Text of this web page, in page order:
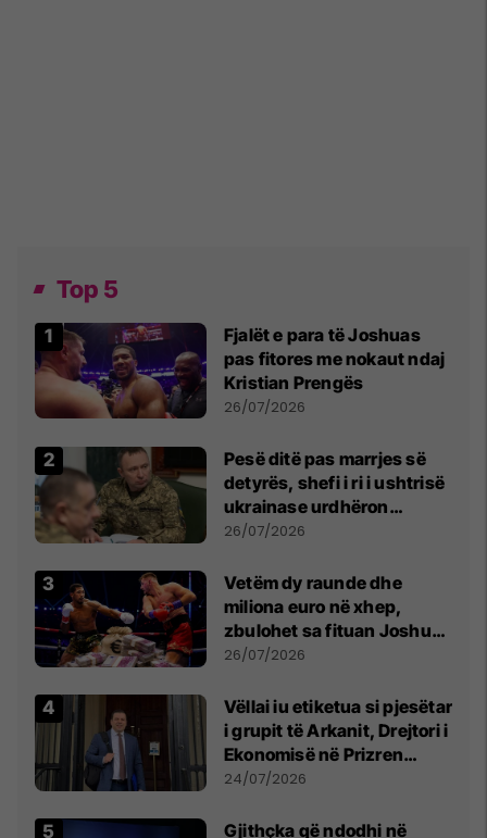
Top 5
Fjalët e para të Joshuas
pas fitores me nokaut ndaj
Kristian Prengës
26/07/2026
Pesë ditë pas marrjes së
detyrës, shefi i ri i ushtrisë
ukrainase urdhëron
kontroll të madh
26/07/2026
Vetëm dy raunde dhe
miliona euro në xhep,
zbulohet sa fituan Joshua
e Prenga
26/07/2026
Vëllai iu etiketua si pjesëtar
i grupit të Arkanit, Drejtori i
Ekonomisë në Prizren
mohon pretendimet
24/07/2026
Gjithçka që ndodhi në